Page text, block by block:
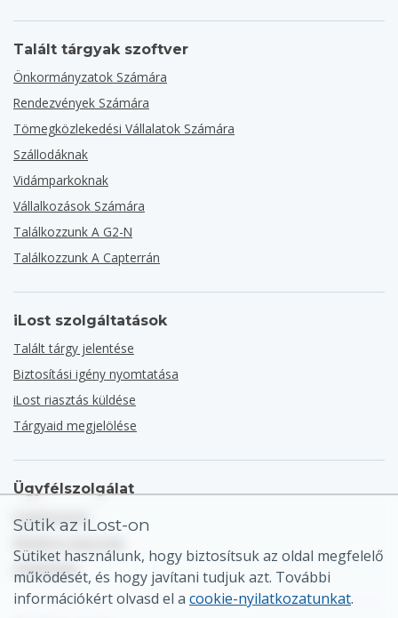
Talált tárgyak szoftver
Önkormányzatok Számára
Rendezvények Számára
Tömegközlekedési Vállalatok Számára
Szállodáknak
Vidámparkoknak
Vállalkozások Számára
Találkozzunk A G2-N
Találkozzunk A Capterrán
iLost szolgáltatások
Talált tárgy jelentése
Biztosítási igény nyomtatása
iLost riasztás küldése
Tárgyaid megjelölése
Ügyfélszolgálat
Súgóközpont
Oldaltérkép
Sütik az iLost-on
Sütiket használunk, hogy biztosítsuk az oldal megfelelő
működését, és hogy javítani tudjuk azt. További
információkért olvasd el a cookie-nyilatkozatunkat.